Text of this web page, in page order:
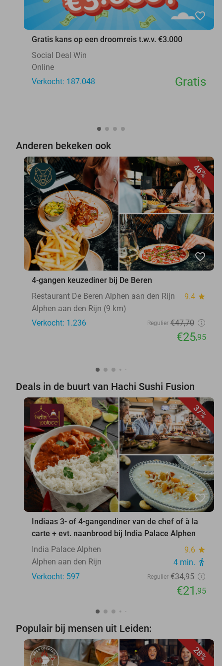
favorite_border
Gratis kans op een droomreis t.w.v. €3.000
Social Deal Win
Online
Verkocht: 187.048
Gratis
Anderen bekeken ook
46%
favorite_border
4-gangen keuzediner bij De Beren
Restaurant De Beren Alphen aan den Rijn
9.4 star
Alphen aan den Rijn (9 km)
Verkocht: 1.236
Regulier €47,70
€25,95
Deals in de buurt van Hachi Sushi Fusion
37%
favorite_border
Indiaas 3- of 4-gangendiner van de chef of à la
carte + evt. naanbrood bij India Palace Alphen
India Palace Alphen
9.6 star
Alphen aan den Rijn 4 min. directions_walk
Verkocht: 597 Regulier €34,95
€21 ,95
Populair bij mensen uit Leiden:
28%